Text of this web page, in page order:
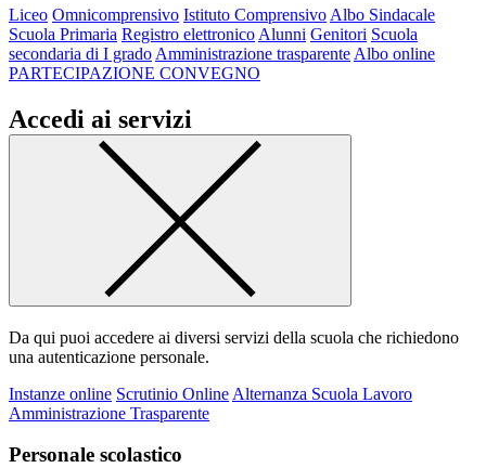
Liceo Omnicomprensivo Istituto Comprensivo Albo Sindacale
Scuola Primaria Registro elettronico Alunni Genitori Scuola
secondaria di I grado Amministrazione trasparente Albo online
PARTECIPAZIONE CONVEGNO
Accedi ai servizi
Da qui puoi accedere ai diversi servizi della scuola che richiedono
una autenticazione personale.
Instanze online Scrutinio Online Alternanza Scuola Lavoro
Amministrazione Trasparente
Personale scolastico